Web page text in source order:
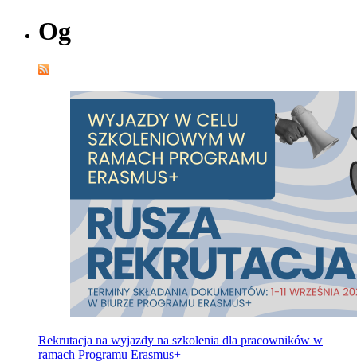
Og
Rekrutacja na wyjazdy na szkolenia dla pracowników w
ramach Programu Erasmus+